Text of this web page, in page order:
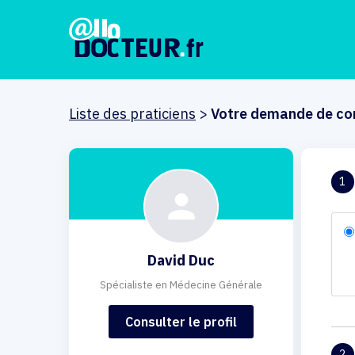
Liste des praticiens > Votre demande de
David Duc
Spécialiste en Médecine Générale
Consulter le profil
1